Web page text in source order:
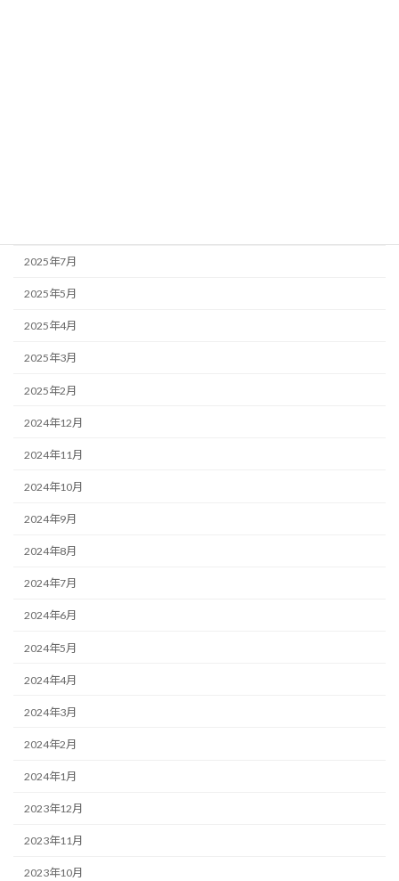
2025年7月
2025年5月
2025年4月
2025年3月
2025年2月
2024年12月
2024年11月
2024年10月
2024年9月
2024年8月
2024年7月
2024年6月
2024年5月
2024年4月
2024年3月
2024年2月
2024年1月
2023年12月
2023年11月
2023年10月